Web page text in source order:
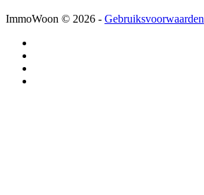
ImmoWoon © 2026 - Gebruiksvoorwaarden